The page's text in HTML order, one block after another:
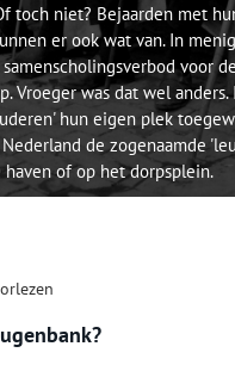
toch niet? Bejaarden met
er ook wat van. In
voor
Vroeger was dat wel
hun eigen plek
de zogenaamde
haven of op het dorpsplein.